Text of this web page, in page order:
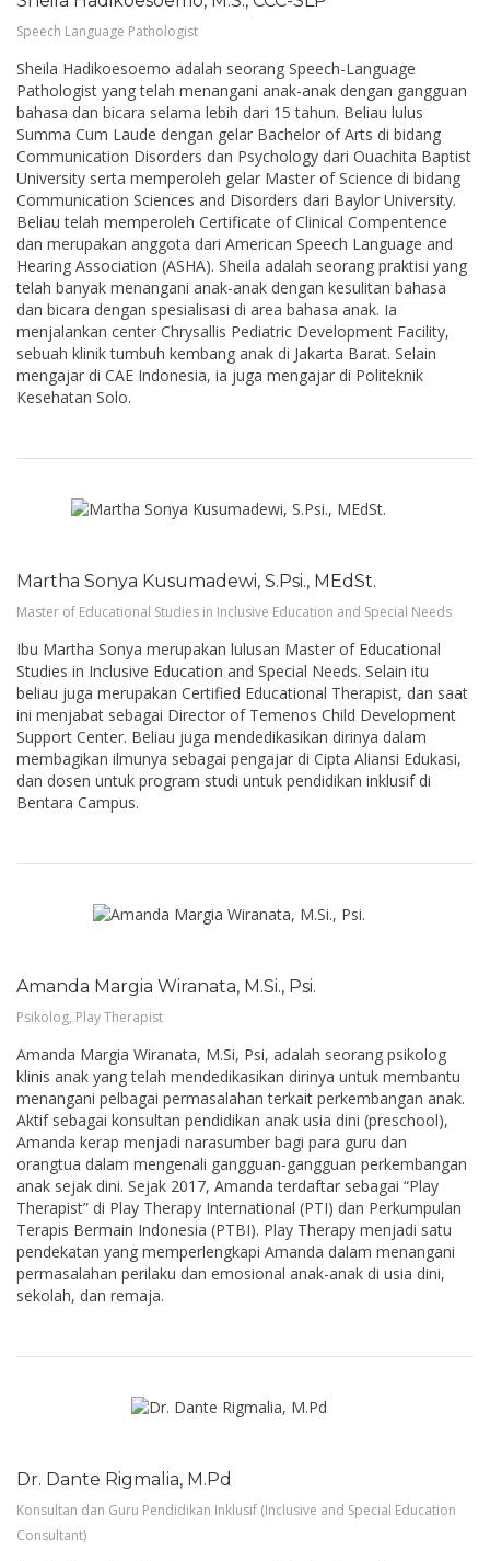
Speech Language Pathologist
Sheila Hadikoesoemo adalah seorang Speech-Language
Pathologist yang telah menangani anak-anak dengan gangguan
bahasa dan bicara selama lebih dari 15 tahun. Beliau lulus
Summa Cum Laude dengan gelar Bachelor of Arts di bidang
Communication Disorders dan Psychology dari Ouachita Baptist
University serta memperoleh gelar Master of Science di bidang
Communication Sciences and Disorders dari Baylor University.
Beliau telah memperoleh Certificate of Clinical Compentence
dan merupakan anggota dari American Speech Language and
Hearing Association (ASHA). Sheila adalah seorang praktisi yang
telah banyak menangani anak-anak dengan kesulitan bahasa
dan bicara dengan spesialisasi di area bahasa anak. Ia
menjalankan center Chrysallis Pediatric Development Facility,
sebuah klinik tumbuh kembang anak di Jakarta Barat. Selain
mengajar di CAE Indonesia, ia juga mengajar di Politeknik
Kesehatan Solo.
Martha Sonya Kusumadewi, S.Psi., MEdSt.
Master of Educational Studies in Inclusive Education and Special Needs
Ibu Martha Sonya merupakan lulusan Master of Educational
Studies in Inclusive Education and Special Needs. Selain itu
beliau juga merupakan Certified Educational Therapist, dan saat
ini menjabat sebagai Director of Temenos Child Development
Support Center. Beliau juga mendedikasikan dirinya dalam
membagikan ilmunya sebagai pengajar di Cipta Aliansi Edukasi,
dan dosen untuk program studi untuk pendidikan inklusif di
Bentara Campus.
Amanda Margia Wiranata, M.Si., Psi.
Psikolog, Play Therapist
Amanda Margia Wiranata, M.Si, Psi, adalah seorang psikolog
klinis anak yang telah mendedikasikan dirinya untuk membantu
menangani pelbagai permasalahan terkait perkembangan anak.
Aktif sebagai konsultan pendidikan anak usia dini (preschool),
Amanda kerap menjadi narasumber bagi para guru dan
orangtua dalam mengenali gangguan-gangguan perkembangan
anak sejak dini. Sejak 2017, Amanda terdaftar sebagai “Play
Therapist” di Play Therapy International (PTI) dan Perkumpulan
Terapis Bermain Indonesia (PTBI). Play Therapy menjadi satu
pendekatan yang memperlengkapi Amanda dalam menangani
permasalahan perilaku dan emosional anak-anak di usia dini,
sekolah, dan remaja.
Dr. Dante Rigmalia, M.Pd
Konsultan dan Guru Pendidikan Inklusif (Inclusive and Special Education
Consultant)